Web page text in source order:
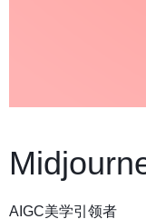
AIGC美学引领者